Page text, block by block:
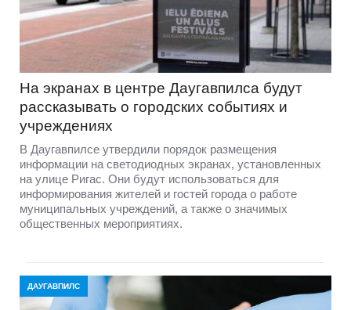
На экранах в центре Даугавпилса будут
рассказывать о городских событиях и
учреждениях
В Даугавпилсе утвердили порядок размещения
информации на светодиодных экранах, установленных
на улице Ригас. Они будут использоваться для
информирования жителей и гостей города о работе
муниципальных учреждений, а также о значимых
общественных мероприятиях.
ДАУГАВПИЛС